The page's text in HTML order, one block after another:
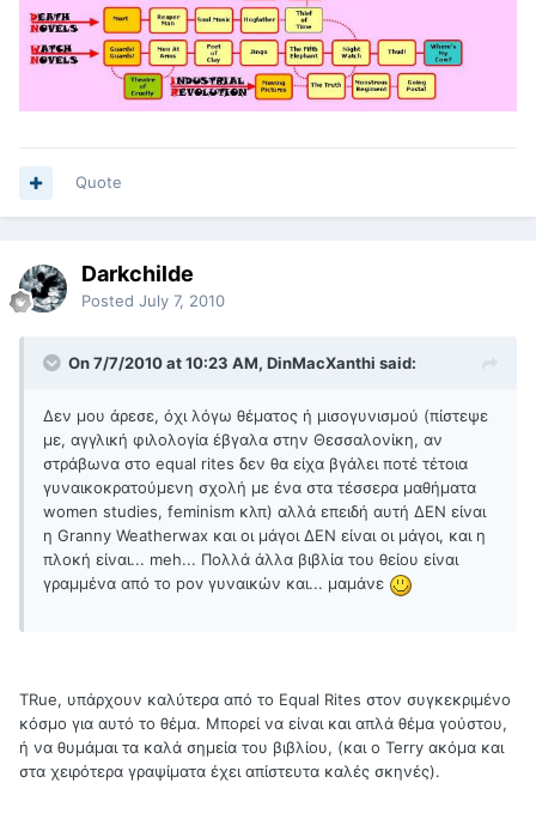
Quote
Darkchilde
Posted July 7, 2010
On 7/7/2010 at 10:23 AM, DinMacXanthi said:
Δεν μου άρεσε, όχι λόγω θέματος ή μισογυνισμού (πίστεψε
με, αγγλική φιλολογία έβγαλα στην Θεσσαλονίκη, αν
στράβωνα στο equal rites δεν θα είχα βγάλει ποτέ τέτοια
γυναικοκρατούμενη σχολή με ένα στα τέσσερα μαθήματα
women studies, feminism κλπ) αλλά επειδή αυτή ΔΕΝ είναι
η Granny Weatherwax και οι μάγοι ΔΕΝ είναι οι μάγοι, και η
πλοκή είναι... meh... Πολλά άλλα βιβλία του θείου είναι
γραμμένα από το pov γυναικών και... μαμάνε
TRue, υπάρχουν καλύτερα από το Equal Rites στον συγκεκριμένο
κόσμο για αυτό το θέμα. Μπορεί να είναι και απλά θέμα γούστου,
ή να θυμάμαι τα καλά σημεία του βιβλίου, (και ο Terry ακόμα και
στα χειρότερα γραψίματα έχει απίστευτα καλές σκηνές).